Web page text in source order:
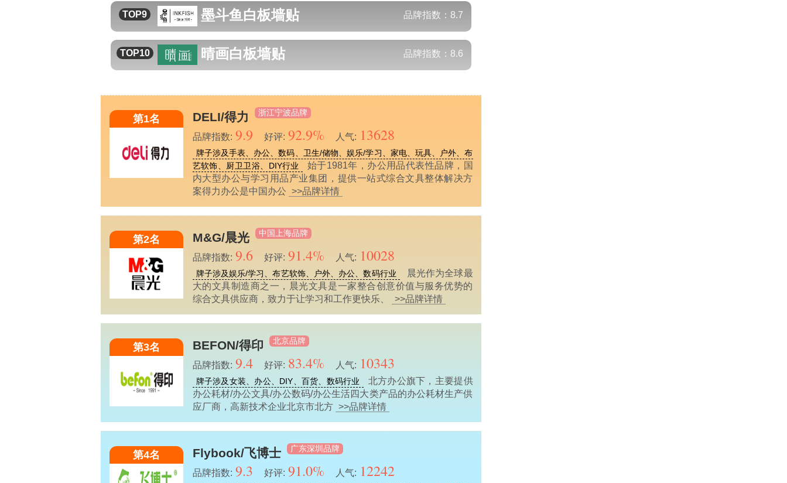
TOP9 墨斗鱼白板墙贴 品牌指数： 8.7
TOP10 晴画白板墙贴 品牌指数： 8.6
第1名 DELI/得力 浙江宁波品牌
品牌指数: 9.9 好评: 92.9% 人气: 13628
牌子涉及手表、办公、数码、卫生/储物、娱乐/学习、家电、玩具、户外、布
艺软饰、厨卫卫浴、DIY行业
始于1981年，办公用品代表性品牌，国
内大型办公与学习用品产业集团，提供一站式综合文具整体解决方
案得力办公是中国办公 >>品牌详情
第2名 M&G/晨光 中国上海品牌
品牌指数: 9.6 好评: 91.4% 人气: 10028
牌子涉及娱乐/学习、布艺软饰、户外、办公、数码行业
晨光作为全球最
大的文具制造商之一，晨光文具是一家整合创意价值与服务优势的
综合文具供应商，致力于让学习和工作更快乐、
>>品牌详情
第3名 BEFON/得印 北京品牌
品牌指数: 9.4 好评: 83.4% 人气: 10343
牌子涉及女装、办公、DIY、百货、数码行业
北方办公旗下，主要提供
办公耗材/办公文具/办公数码/办公生活四大类产品的办公耗材生产供
应厂商，高新技术企业北京市北方 >>品牌详情
第4名 Flybook/飞博士 广东深圳品牌
品牌指数: 9.3 好评: 91.0% 人气: 12242